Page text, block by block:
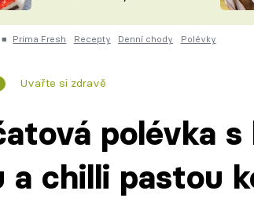
ČESKO NA TALÍŘI
KUCHAŘKA
■ Prima Fresh Recepty Denní chody Polévky
Uvařte si zdravě
polévka
chilli pastou